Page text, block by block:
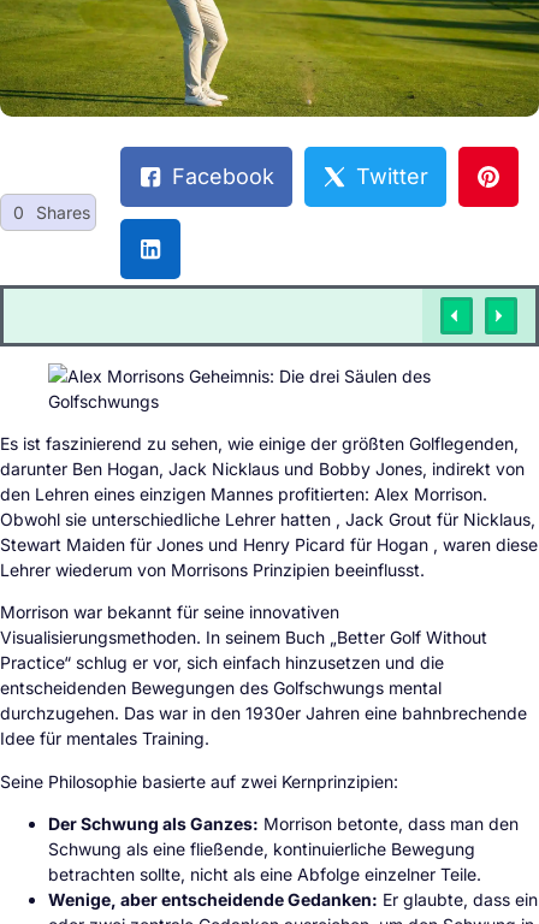
0 Shares
Facebook Twitter
Es ist faszinierend zu sehen, wie einige der größten Golflegenden,
darunter Ben Hogan, Jack Nicklaus und Bobby Jones, indirekt von
den Lehren eines einzigen Mannes profitierten: Alex Morrison.
Obwohl sie unterschiedliche Lehrer hatten , Jack Grout für Nicklaus,
Stewart Maiden für Jones und Henry Picard für Hogan , waren diese
Lehrer wiederum von Morrisons Prinzipien beeinflusst.
Morrison war bekannt für seine innovativen
Visualisierungsmethoden. In seinem Buch „Better Golf Without
Practice“ schlug er vor, sich einfach hinzusetzen und die
entscheidenden Bewegungen des Golfschwungs mental
durchzugehen. Das war in den 1930er Jahren eine bahnbrechende
Idee für mentales Training.
Seine Philosophie basierte auf zwei Kernprinzipien:
Der Schwung als Ganzes: Morrison betonte, dass man den
Schwung als eine fließende, kontinuierliche Bewegung
betrachten sollte, nicht als eine Abfolge einzelner Teile.
Wenige, aber entscheidende Gedanken: Er glaubte, dass ein